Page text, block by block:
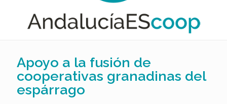
Apoyo a la fusión de
cooperativas granadinas del
espárrago